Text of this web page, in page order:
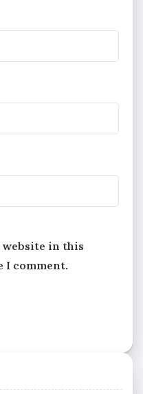
website in this
I comment.